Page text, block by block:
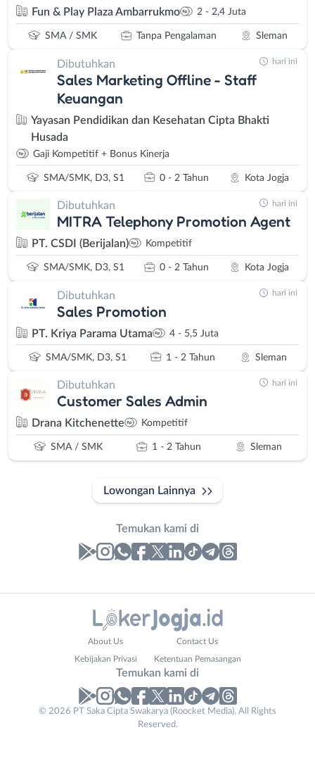
Fun & Play Plaza Ambarrukmo 2 - 2,4 Juta
SMA / SMK Tanpa Pengalaman Sleman
Dibutuhkan
Sales Marketing Offline - Staff
Keuangan
Yayasan Pendidikan dan Kesehatan Cipta Bhakti
Husada
Gaji Kompetitif + Bonus Kinerja
SMA/SMK, D3, S1 0 - 2 Tahun Kota Jogja
hari ini
Dibutuhkan
MITRA Telephony Promotion Agent
PT. CSDI (Berijalan) Kompetitif
SMA/SMK, D3, S1 0 - 2 Tahun Kota Jogja
hari ini
Dibutuhkan
Sales Promotion
PT. Kriya Parama Utama 4 - 5,5 Juta
SMA/SMK, D3, S1 1 - 2 Tahun Sleman
hari ini
Dibutuhkan
Customer Sales Admin
Drana Kitchenette Kompetitif
SMA / SMK 1 - 2 Tahun Sleman
hari ini
Lowongan Lainnya
Temukan kami di
No. Telp /
About Us Contact Us
Kebijakan Privasi Ketentuan Pemasangan
Temukan kami di
© 2026 PT Saka Cipta Swakarya (Roocket Media). All Rights
Reserved.